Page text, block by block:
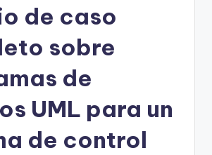
de caso
sobre
de
UML para un
de control